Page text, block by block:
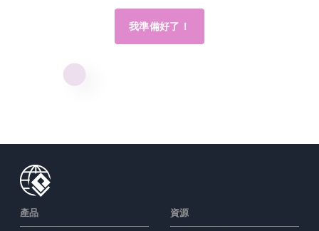
我準備好了！
產品 資源